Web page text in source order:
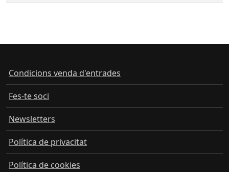
Condicions venda d'entrades
Fes-te soci
Newsletters
Política de privacitat
Política de cookies